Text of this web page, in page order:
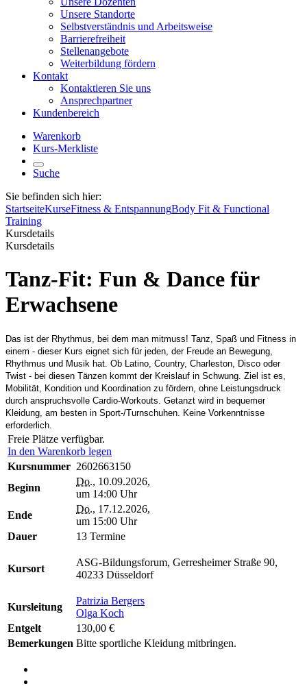
Unsere Standorte
Selbstverständnis und Arbeitsweise
Barrierefreiheit
Stellenangebote
Weiterbildung fördern
Kontakt
Kontaktieren Sie uns
Ansprechpartner
Kundenbereich
Warenkorb
Kurs-Merkliste
Suche
Sie befinden sich hier:
StartseiteKurseFitness & EntspannungBody Fit & Functional
Training
Kursdetails
Kursdetails
Tanz-Fit: Fun & Dance für
Erwachsene
Das ist der Rhythmus, bei dem man mitmuss! Tanz, Spaß und Fitness in
einem - dieser Kurs eignet sich für jeden, der Freude an Bewegung,
Rhythmus und Musik hat. Ob Latino, Country, Charleston, Disco oder
Twist - bei diesen Tänzen kommt der Kreislauf in Schwung. Ziel ist es,
Mobilität, Kondition und Koordination zu fördern, ohne Leistungsdruck
durch anspruchsvolle Cardio-Workouts. Getanzt wird in bequemer
Kleidung, am besten in Sport-/Turnschuhen. Keine Vorkenntnisse
erforderlich.
Freie Plätze verfügbar.
In den Warenkorb legen
Kursnummer 2602663150
Beginn
Do., 10.09.2026,
um 14:00 Uhr
Ende
Do., 17.12.2026,
um 15:00 Uhr
Dauer
13 Termine
Kursort
ASG-Bildungsforum, Gerresheimer Straße 90,
40233 Düsseldorf
Kursleitung
Patrizia Bergers
Olga Koch
Entgelt
130,00 €
Bemerkungen Bitte sportliche Kleidung mitbringen.